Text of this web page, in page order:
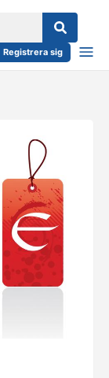
Registrera sig